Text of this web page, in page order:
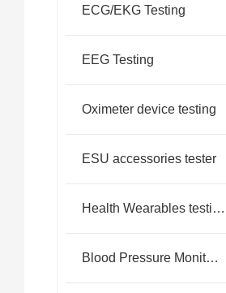
ECG/EKG Testing
EEG Testing
Oximeter device testing
ESU accessories tester
Health Wearables testing
Blood Pressure Monitor testing